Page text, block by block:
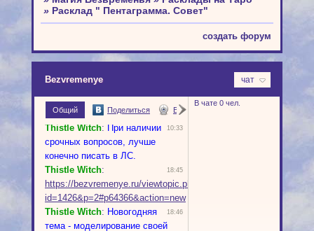
» Расклад " Пентаграмма. Совет"
создать форум